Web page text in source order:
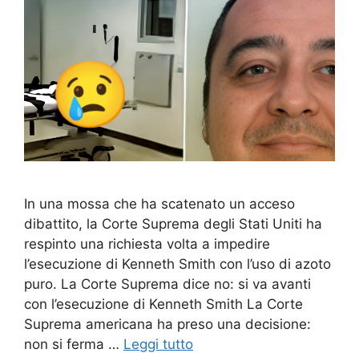
In una mossa che ha scatenato un acceso
dibattito, la Corte Suprema degli Stati Uniti ha
respinto una richiesta volta a impedire
l’esecuzione di Kenneth Smith con l’uso di azoto
puro. La Corte Suprema dice no: si va avanti
con l’esecuzione di Kenneth Smith La Corte
Suprema americana ha preso una decisione:
non si ferma … Leggi tutto